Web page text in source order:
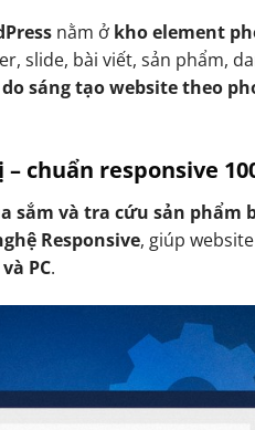
nằm ở kho element
slide, bài viết, sản phẩm,
sáng tạo website theo
chuẩn responsive
sắm và tra cứu sản phẩm
Responsive, giúp
PC.